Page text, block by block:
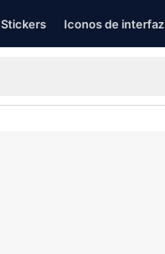
Stickers Iconos de interfaz